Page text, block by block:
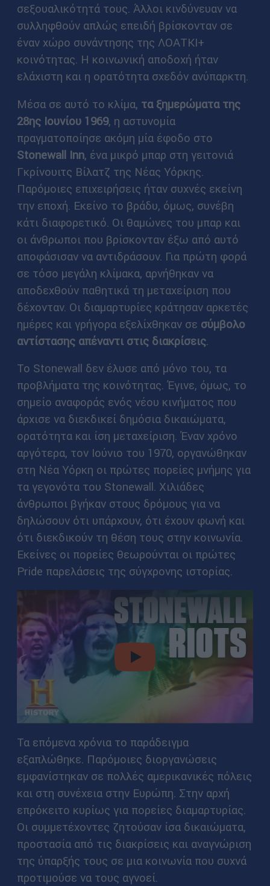
σεξουαλικότητά τους. Άλλοι κινδύνευαν να
συλληφθούν απλώς επειδή βρίσκονταν σε
έναν χώρο συνάντησης της ΛΟΑΤΚΙ+
κοινότητας. Η κοινωνική αποδοχή ήταν
ελάχιστη και η ορατότητα σχεδόν ανύπαρκτη.
Μέσα σε αυτό το κλίμα, τα ξημερώματα της
28ης Ιουνίου 1969, η αστυνομία
πραγματοποίησε ακόμη μία έφοδο στο
Stonewall Inn, ένα μικρό μπαρ στη γειτονιά
Γκρίνουιτς Βίλατζ της Νέας Υόρκης.
Παρόμοιες επιχειρήσεις ήταν συχνές εκείνη
την εποχή. Εκείνο το βράδυ, όμως, συνέβη
κάτι διαφορετικό. Οι θαμώνες του μπαρ και
οι άνθρωποι που βρίσκονταν έξω από αυτό
αποφάσισαν να αντιδράσουν. Για πρώτη φορά
σε τόσο μεγάλη κλίμακα, αρνήθηκαν να
αποδεχθούν παθητικά τη μεταχείριση που
δέχονταν. Οι διαμαρτυρίες κράτησαν αρκετές
ημέρες και γρήγορα εξελίχθηκαν σε σύμβολο
αντίστασης απέναντι στις διακρίσεις.
Το Stonewall δεν έλυσε από μόνο του, τα
προβλήματα της κοινότητας. Έγινε, όμως, το
σημείο αναφοράς ενός νέου κινήματος που
άρχισε να διεκδικεί δημόσια δικαιώματα,
ορατότητα και ίση μεταχείριση. Έναν χρόνο
αργότερα, τον Ιούνιο του 1970, οργανώθηκαν
στη Νέα Υόρκη οι πρώτες πορείες μνήμης για
τα γεγονότα του Stonewall. Χιλιάδες
άνθρωποι βγήκαν στους δρόμους για να
δηλώσουν ότι υπάρχουν, ότι έχουν φωνή και
ότι διεκδικούν τη θέση τους στην κοινωνία.
Εκείνες οι πορείες θεωρούνται οι πρώτες
Pride παρελάσεις της σύγχρονης ιστορίας.
video
Τα επόμενα χρόνια το παράδειγμα
εξαπλώθηκε. Παρόμοιες διοργανώσεις
εμφανίστηκαν σε πολλές αμερικανικές πόλεις
και στη συνέχεια στην Ευρώπη. Στην αρχή
επρόκειτο κυρίως για πορείες διαμαρτυρίας.
Οι συμμετέχοντες ζητούσαν ίσα δικαιώματα,
προστασία από τις διακρίσεις και αναγνώριση
της ύπαρξής τους σε μια κοινωνία που συχνά
προτιμούσε να τους αγνοεί.